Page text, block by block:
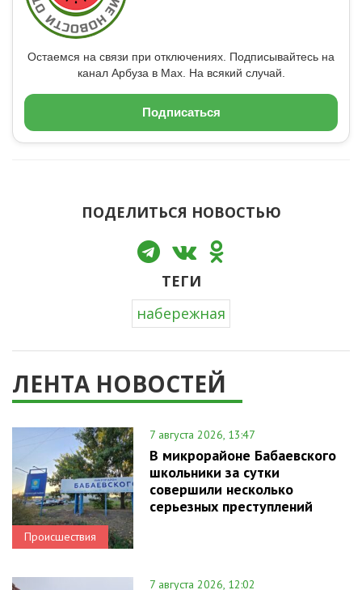
Остаемся на связи при отключениях. Подписывайтесь на
канал Арбуза в Max. На всякий случай.
Подписаться
ПОДЕЛИТЬСЯ НОВОСТЬЮ
ТЕГИ
набережная
ЛЕНТА НОВОСТЕЙ
Происшествия
7 августа 2026, 13:47
В микрорайоне Бабаевского
школьники за сутки
совершили несколько
серьезных преступлений
7 августа 2026, 12:02